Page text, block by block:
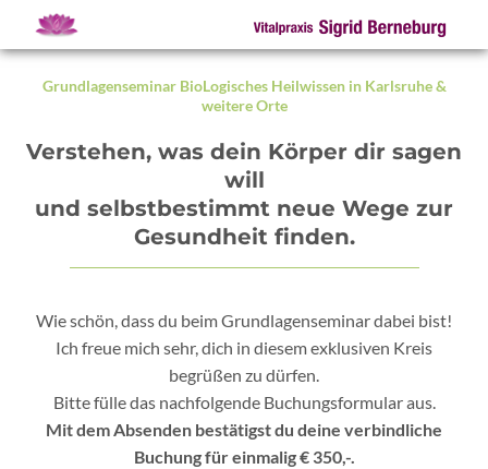
Grundlagenseminar BioLogisches Heilwissen in Karlsruhe &
weitere Orte
Verstehen, was dein Körper dir sagen
will
und selbstbestimmt neue Wege zur
Gesundheit finden.
Wie schön, dass du beim Grundlagenseminar dabei bist!
Ich freue mich sehr, dich in diesem exklusiven Kreis
begrüßen zu dürfen.
Bitte fülle das nachfolgende Buchungsformular aus.
Mit dem Absenden bestätigst du deine verbindliche
Buchung für einmalig € 350,-.